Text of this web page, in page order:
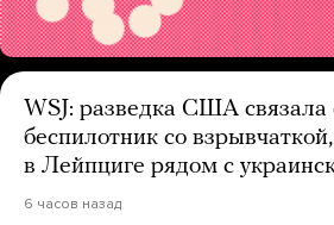
WSJ: разведка США связала
беспилотник со
в Лейпциге рядом с
6 часов назад